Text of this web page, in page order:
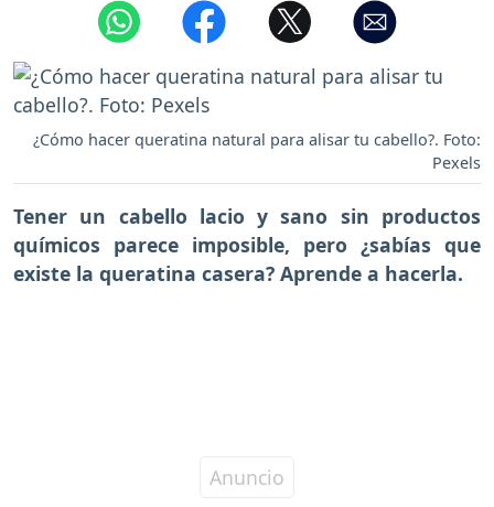
¿Cómo hacer queratina natural para alisar tu cabello?. Foto:
Pexels
Tener un cabello lacio y sano sin productos
químicos parece imposible, pero ¿sabías que
existe la queratina casera? Aprende a hacerla.